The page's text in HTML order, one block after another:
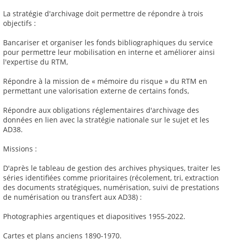
La stratégie d'archivage doit permettre de répondre à trois
objectifs :
Bancariser et organiser les fonds bibliographiques du service
pour permettre leur mobilisation en interne et améliorer ainsi
l'expertise du RTM,
Répondre à la mission de « mémoire du risque » du RTM en
permettant une valorisation externe de certains fonds,
Répondre aux obligations réglementaires d'archivage des
données en lien avec la stratégie nationale sur le sujet et les
AD38.
Missions :
D'après le tableau de gestion des archives physiques, traiter les
séries identifiées comme prioritaires (récolement, tri, extraction
des documents stratégiques, numérisation, suivi de prestations
de numérisation ou transfert aux AD38) :
Photographies argentiques et diapositives 1955-2022.
Cartes et plans anciens 1890-1970.